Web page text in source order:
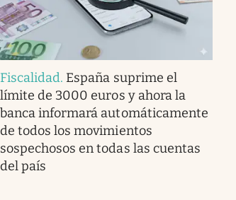
Fiscalidad. España suprime el
límite de 3000 euros y ahora la
banca informará automáticamente
de todos los movimientos
sospechosos en todas las cuentas
del país